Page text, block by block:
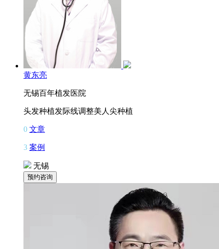
黄东亮
无锡百年植发医院
头发种植发际线调整美人尖种植
0 文章
3 案例
无锡